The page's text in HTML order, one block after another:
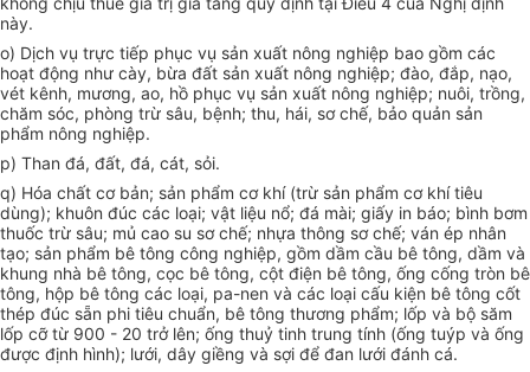
này.
o) Dịch vụ trực tiếp phục vụ sản xuất nông nghiệp bao gồm các
hoạt động như cày, bừa đất sản xuất nông nghiệp; đào, đắp, nạo,
vét kênh, mương, ao, hồ phục vụ sản xuất nông nghiệp; nuôi, trồng,
chăm sóc, phòng trừ sâu, bệnh; thu, hái, sơ chế, bảo quản sản
phẩm nông nghiệp.
p) Than đá, đất, đá, cát, sỏi.
q) Hóa chất cơ bản; sản phẩm cơ khí (trừ sản phẩm cơ khí tiêu
dùng); khuôn đúc các loại; vật liệu nổ; đá mài; giấy in báo; bình bơm
thuốc trừ sâu; mủ cao su sơ chế; nhựa thông sơ chế; ván ép nhân
tạo; sản phẩm bê tông công nghiệp, gồm dầm cầu bê tông, dầm và
khung nhà bê tông, cọc bê tông, cột điện bê tông, ống cống tròn bê
tông, hộp bê tông các loại, pa-nen và các loại cấu kiện bê tông cốt
thép đúc sẵn phi tiêu chuẩn, bê tông thương phẩm; lốp và bộ săm
lốp cỡ từ 900 - 20 trở lên; ống thuỷ tinh trung tính (ống tuýp và ống
được định hình); lưới, dây giềng và sợi để đan lưới đánh cá.